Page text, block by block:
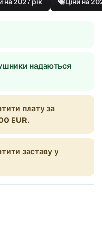
надаються
плату за
EUR.
заставу у